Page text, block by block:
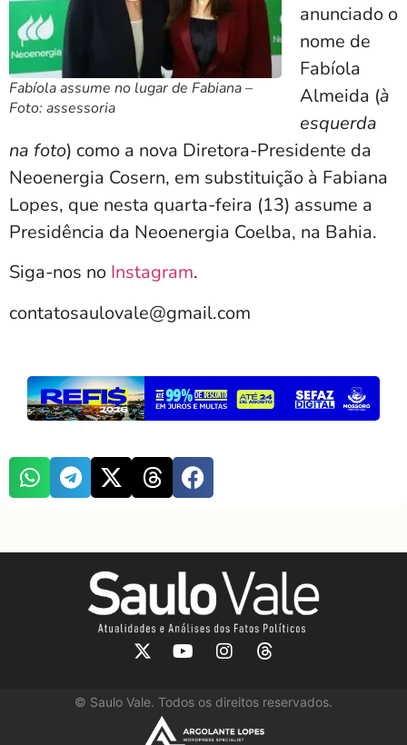
Fabíola assume no lugar de Fabiana –
Foto: assessoria
anunciado o
nome de
Fabíola
Almeida (à
esquerda
na foto) como a nova Diretora-Presidente da
Neoenergia Cosern, em substituição à Fabiana
Lopes, que nesta quarta-feira (13) assume a
Presidência da Neoenergia Coelba, na Bahia.
Siga-nos no Instagram.
contatosaulovale@gmail.com
© Saulo Vale. Todos os direitos reservados.